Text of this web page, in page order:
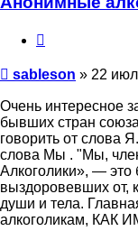
Сообщение
sableson » 22
Очень интересное
бывших стран
говорить от слова
слова Мы . "Мы,
Алкоголики», —
выздоровевших от,
души и тела.
алкоголикам,